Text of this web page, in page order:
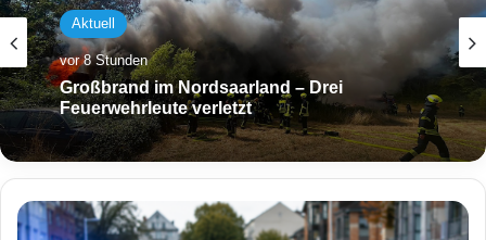
Aktuell
vor 8 Stunden
Großbrand im Nordsaarland – Drei
Feuerwehrleute verletzt
4
1